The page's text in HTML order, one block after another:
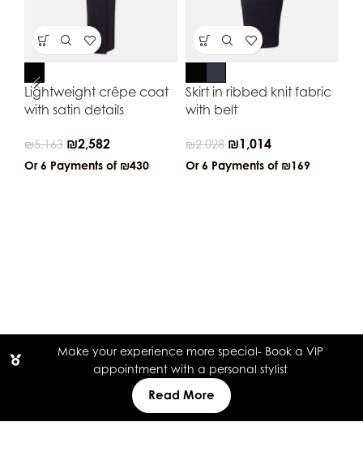
Lightweight crêpe coat
with satin details
₪5,163 ₪2,582
Or 6 Payments of ₪430
Skirt in ribbed knit fabric
with belt
₪2,028 ₪1,014
Or 6 Payments of ₪169
Make your experience more special- Book a VIP
appointment with a personal stylist
Read More